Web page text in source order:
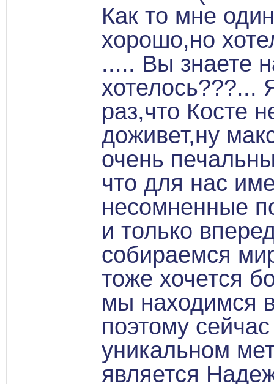
Как то мне
хорошо,но
..... Вы знаете
хотелось???...
раз,что Косте
доживет,ну
очень
что для нас
несомненные
и только
собираемся
тоже хочется
мы находимся
поэтому
уникальном
является